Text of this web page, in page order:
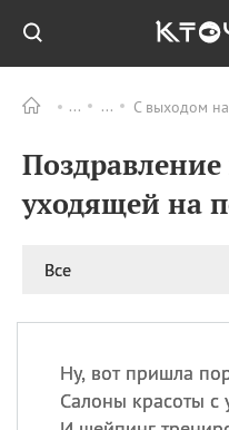
С выходом
уходящей на
Все
Ну, вот пришла
Салоны красоты с